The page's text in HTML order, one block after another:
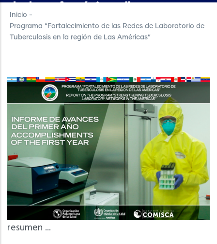
de Las Américas”
Inicio -
Programa “Fortalecimiento de las Redes de Laboratorio de
Tuberculosis en la región de Las Américas”
resumen ...